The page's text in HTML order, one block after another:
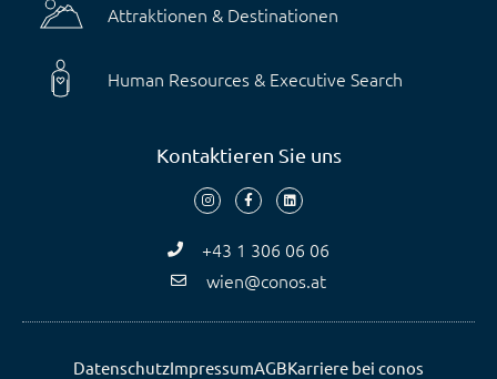
Attraktionen & Destinationen
Human Resources & Executive Search
Kontaktieren Sie uns
+43 1 306 06 06
wien@conos.at
DatenschutzImpressumAGBKarriere bei conos